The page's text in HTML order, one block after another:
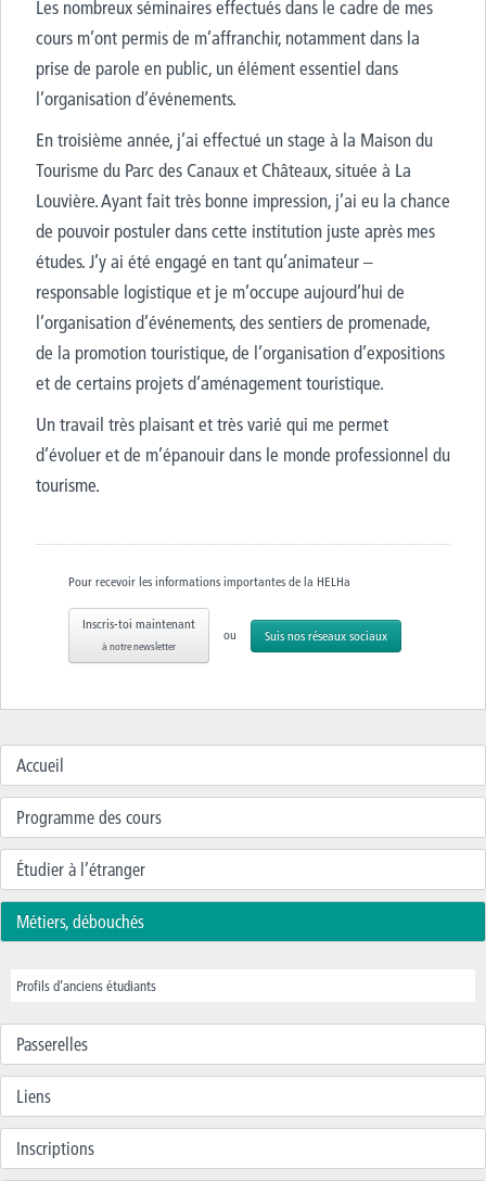
Les nombreux séminaires effectués dans le cadre de mes
cours m’ont permis de m’affranchir, notamment dans la
prise de parole en public, un élément essentiel dans
l’organisation d’événements.
En troisième année, j’ai effectué un stage à la Maison du
Tourisme du Parc des Canaux et Châteaux, située à La
Louvière. Ayant fait très bonne impression, j’ai eu la chance
de pouvoir postuler dans cette institution juste après mes
études. J’y ai été engagé en tant qu’animateur –
responsable logistique et je m’occupe aujourd’hui de
l’organisation d’événements, des sentiers de promenade,
de la promotion touristique, de l’organisation d’expositions
et de certains projets d’aménagement touristique.
Un travail très plaisant et très varié qui me permet
d’évoluer et de m’épanouir dans le monde professionnel du
tourisme.
Pour recevoir les informations importantes de la HELHa
Inscris-toi maintenant
à notre newsletter
ou Suis nos réseaux sociaux
Accueil
Programme des cours
Étudier à l’étranger
Métiers, débouchés
Profils d’anciens étudiants
Passerelles
Liens
Inscriptions